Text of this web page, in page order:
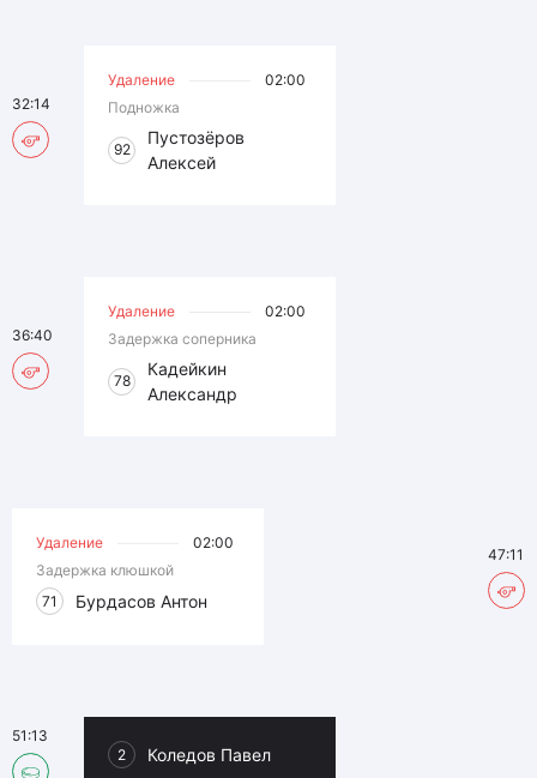
Удаление
02:00
Подножка
92
Пустозёров
Алексей
32:14
Удаление
02:00
Задержка соперника
78
Кадейкин
Александр
36:40
Удаление
02:00
Задержка клюшкой
71
Бурдасов Антон
47:11
2 Коледов Павел
51:13